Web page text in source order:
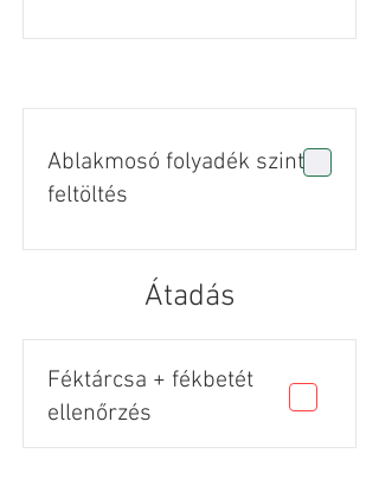
Ablakmosó folyadék szint
feltöltés
Átadás
Féktárcsa + fékbetét
ellenőrzés